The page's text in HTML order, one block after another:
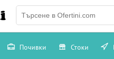
Почивки Стоки